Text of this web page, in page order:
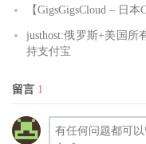
【GigsGigsCloud – 日本
justhost:俄罗斯+美国所
持支付宝
留言 1